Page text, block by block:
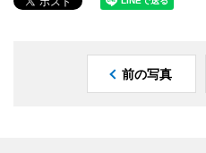
前の写真